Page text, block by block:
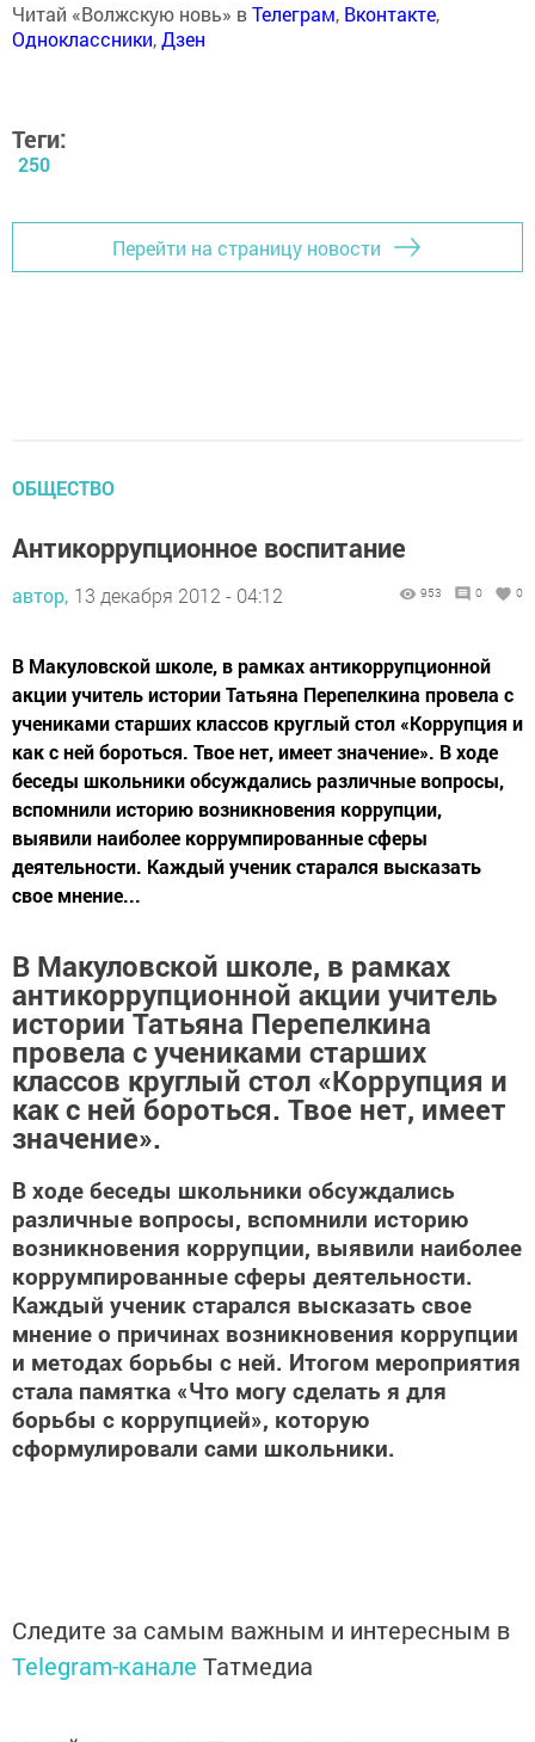
Читай «Волжскую новь» вТелеграм, Вконтакте,
Одноклассники,Дзен
Теги:
250
Перейти на страницу новости
ОБЩЕСТВО
Антикоррупционное воспитание
автор, 13 декабря 2012 - 04:12 953 0 0
В Макуловской школе, в рамках антикоррупционной
акции учитель истории Татьяна Перепелкина провела с
учениками старших классов круглый стол «Коррупция и
как с ней бороться. Твое нет, имеет значение». В ходе
беседы школьники обсуждались различные вопросы,
вспомнили историю возникновения коррупции,
выявили наиболее коррумпированные сферы
деятельности. Каждый ученик старался высказать
свое мнение...
В Макуловской школе, в рамках
антикоррупционной акции учитель
истории Татьяна Перепелкина
провела с учениками старших
классов круглый стол «Коррупция и
как с ней бороться. Твое нет, имеет
значение».
В ходе беседы школьники обсуждались
различные вопросы, вспомнили историю
возникновения коррупции, выявили наиболее
коррумпированные сферы деятельности.
Каждый ученик старался высказать свое
мнение о причинах возникновения коррупции
и методах борьбы с ней. Итогом мероприятия
стала памятка «Что могу сделать я для
борьбы с коррупцией», которую
сформулировали сами школьники.
Следите за самым важным и интересным в
Telegram-канале Татмедиа